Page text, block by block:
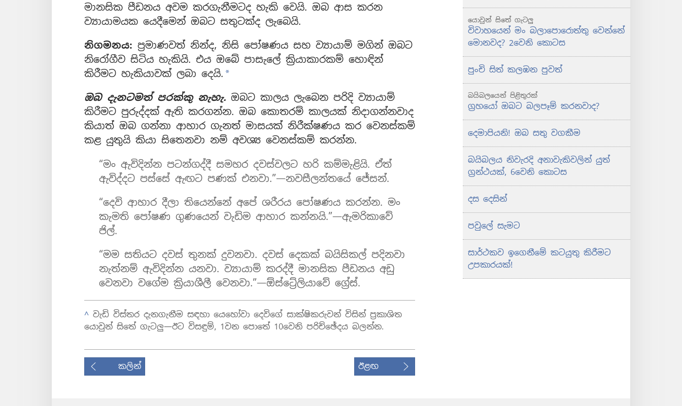
මානසික පීඩනය අවම කරගැනීමටද හැකි වෙයි. ඔබ ආස කරන
ව්‍යායාමයක යෙදීමෙන් ඔබට සතුටක්ද ලැබෙයි.
නිගමනය: ප්‍රමාණවත් නින්ද, නිසි පෝෂණය සහ ව්‍යායාම් මගින් ඔබට
නිරෝගීව සිටිය හැකියි. එය ඔබේ පාසැලේ ක්‍රියාකාරකම් හොඳින්
කිරීමට හැකියාවක් ලබා දෙයි. *
ඔබ දැනටමත් පරක්කු නැහැ. ඔබට කාලය ලැබෙන පරිදි ව්‍යායාම්
කිරීමට පුරුද්දක් ඇති කරගන්න. ඔබ කොතරම් කාලයක් නිදාගන්නවාද
කියාත් ඔබ ගන්නා ආහාර ගැනත් මාසයක් නිරීක්ෂණය කර වෙනස්කම්
කළ යුතුයි කියා සිතෙනවා නම් අවශ්‍ය වෙනස්කම් කරන්න.
“මං ඇවිදින්න පටන්ගද්දී සමහර දවස්වලට හරි කම්මැළියි. ඒත්
ඇවිද්දට පස්සේ ඇඟට පණක් එනවා.”—නවසීලන්තයේ ජේසන්.
“දෙවි ආහාර දීලා තියෙන්නේ අපේ ශරීරය පෝෂණය කරන්න. මං
කැමති පෝෂණ ගුණයෙන් වැඩිම ආහාර කන්නයි.”—ඇමරිකාවේ
ජිල්.
“මම සතියට දවස් තුනක් දුවනවා. දවස් දෙකක් බයිසිකල් පදිනවා
නැත්නම් ඇවිදින්න යනවා. ව්‍යායාම් කරද්දී මානසික පීඩනය අඩු
වෙනවා වගේම ක්‍රියාශීලී වෙනවා.”—ඕස්ට්‍රේලියාවේ ග්‍රේස්.
^ වැඩි විස්තර දැනගැනීම සඳහා යෙහෝවා දෙවිගේ සාක්ෂිකරුවන් විසින් ප්‍රකාශිත
යොවුන් සිතේ ගැටලු—ඊට විසඳුම්, 1වන පොතේ 10වෙනි පරිච්ඡේදය බලන්න.
කලින් ඊළඟ
යොවුන් සිතේ ගැටලු
විවාහයෙන් මං බලාපොරොත්තු වෙන්නේ
මොනවද? 2වෙනි කොටස
පුංචි සිත් කලඹන පුවත්
බයිබලයෙන් පිළිතුරක්
ග්‍රහයෝ ඔබට බලපෑම් කරනවාද?
දෙමාපියනි! ඔබ සතු වගකීම
බයිබලය නිවැරදි අනාවැකිවලින් යුත්
ග්‍රන්ථයක්, 6වෙනි කොටස
දස දෙසින්
පවුලේ සැමට
සාර්ථකව ඉගෙනීමේ කටයුතු කිරීමට
උපකාරයක්!